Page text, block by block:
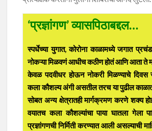
‘प्रज्ञांगण’ व्यासपिठाबद्दल…
स्पर्धेच्या युगात, कोरोना काळामध्ये जगात
नोकऱ्या मिळवणं आधीच कठीण होतं आणि आता ते
केवळ पदवीधर होऊन नोकरी मिळण्याचे
कला कौशल्य अंगी असतील तरच या पुढील
सोबत अन्य क्षेत्रातही मार्गक्रमण करणे शक्य
वयातच कला कौशल्यांचा पाया घातला गेला
प्रज्ञांगणची निर्मिती करण्यात आली असल्याची